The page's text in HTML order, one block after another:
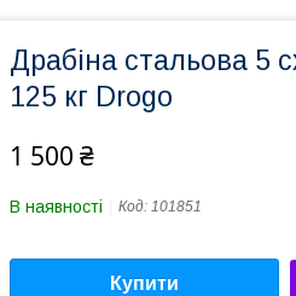
Драбіна стальова 5
125 кг Drogo
1 500 ₴
В наявності Код: 101851
Купити